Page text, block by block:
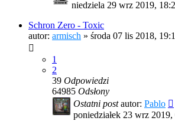
niedziela 29 wrz 2019,
Schron Zero - Toxic
autor: armisch » środa 07 lis 2018,
1
2
39 Odpowiedzi
64985 Odsłony
Ostatni postautor: Pablo
poniedziałek 23 wrz 2019,